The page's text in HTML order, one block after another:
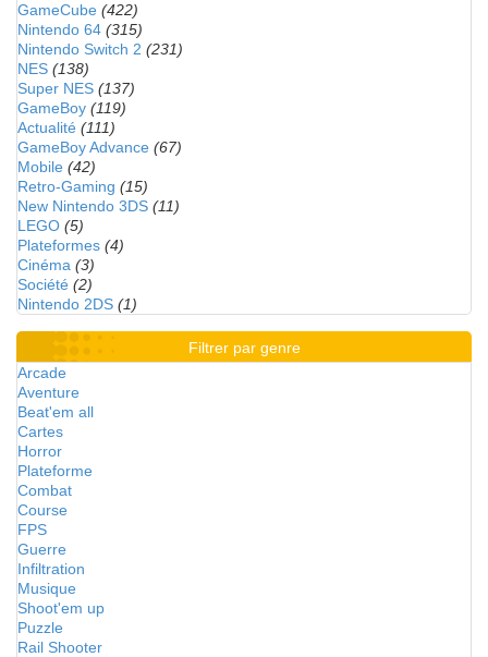
GameCube (422)
Nintendo 64 (315)
Nintendo Switch 2 (231)
NES (138)
Super NES (137)
GameBoy (119)
Actualité (111)
GameBoy Advance (67)
Mobile (42)
Retro-Gaming (15)
New Nintendo 3DS (11)
LEGO (5)
Plateformes (4)
Cinéma (3)
Société (2)
Nintendo 2DS (1)
Filtrer par genre
Arcade
Aventure
Beat'em all
Cartes
Horror
Plateforme
Combat
Course
FPS
Guerre
Infiltration
Musique
Shoot'em up
Puzzle
Rail Shooter